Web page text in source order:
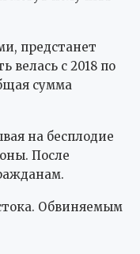
предстанет
велась с 2018 по
сумма
на бесплодие
После
Обвиняемым